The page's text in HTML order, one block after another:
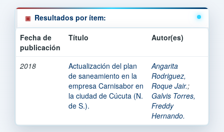
Resultados por ítem:
Fecha de
publicación
Título Autor(es)
2018
Actualización del plan
de saneamiento en la
empresa Carnisabor en
la ciudad de Cúcuta (N.
de S.).
Angarita
Rodriguez,
Roque Jair.;
Galvis Torres,
Freddy
Hernando.